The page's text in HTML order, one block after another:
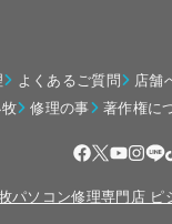
よくあるご質問 店舗
修理の事 著作権に
パソコン修理専門店 ピ